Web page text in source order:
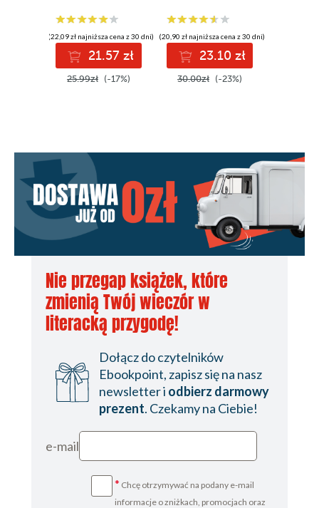
(22,09 zł najniższa cena z 30 dni)
21.57 zł
25.99zł (-17%)
(20,90 zł najniższa cena z 30 dni)
23.10 zł
30.00zł (-23%)
Nie przegap książek, które
zmienią Twój wieczór w
literacką przygodę!
Dołącz do czytelników
Ebookpoint, zapisz się na nasz
newsletter i odbierz darmowy
prezent. Czekamy na Ciebie!
e-mail
* Chcę otrzymywać na podany e-mail
informacje o zniżkach, promocjach oraz